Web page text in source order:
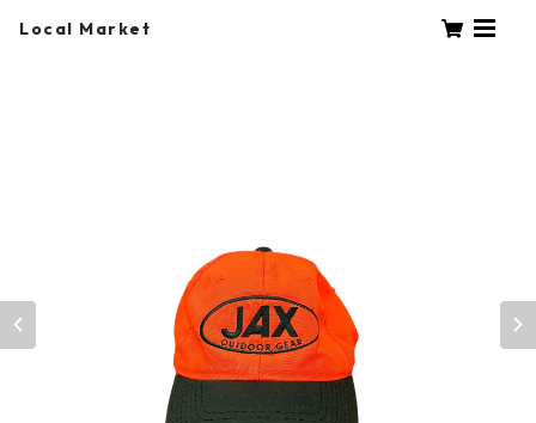
Local Market